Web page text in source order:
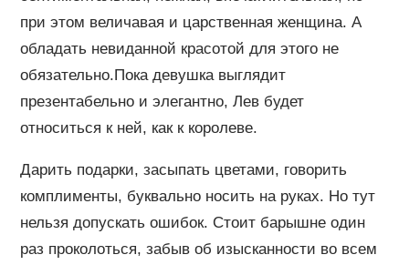
при этом величавая и царственная женщина. А
обладать невиданной красотой для этого не
обязательно.Пока девушка выглядит
презентабельно и элегантно, Лев будет
относиться к ней, как к королеве.
Дарить подарки, засыпать цветами, говорить
комплименты, буквально носить на руках. Но тут
нельзя допускать ошибок. Стоит барышне один
раз проколоться, забыв об изысканности во всем